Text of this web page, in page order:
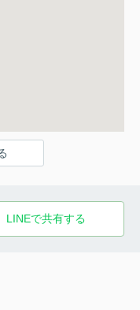
LINEで共有する